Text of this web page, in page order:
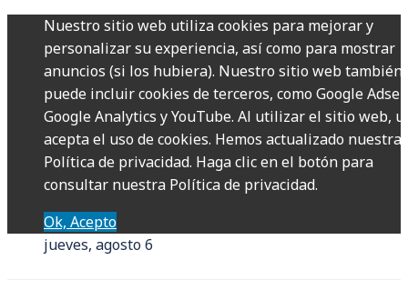
Nuestro sitio web utiliza cookies para mejorar y
personalizar su experiencia, así como para mostrar
anuncios (si los hubiera). Nuestro sitio web también
puede incluir cookies de terceros, como Google
Google Analytics y YouTube. Al utilizar el sitio web,
acepta el uso de cookies. Hemos actualizado nuestra
Política de privacidad. Haga clic en el botón para
consultar nuestra Política de privacidad.
Ok, Acepto
jueves, agosto 6